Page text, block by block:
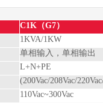
C1K（G7）
1KVA/1KW
单相输入，单相输出
L+N+PE
(200Vac/208Vac/
110Vac~300Vac